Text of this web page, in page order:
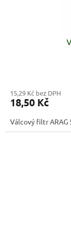
15,29 Kč bez DPH
18,50 Kč
Válcový filtr ARAG